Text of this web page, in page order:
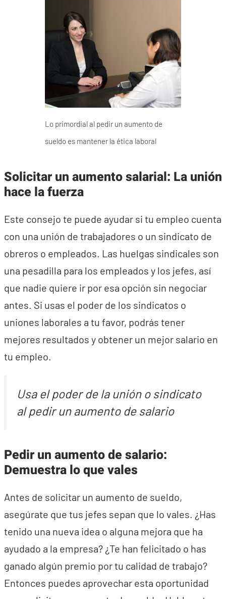
Lo primordial al pedir un aumento de
sueldo es mantener la ética laboral
Solicitar un aumento salarial: La unión
hace la fuerza
Este consejo te puede ayudar si tu empleo cuenta
con una unión de trabajadores o un sindicato de
obreros o empleados. Las huelgas sindicales son
una pesadilla para los empleados y los jefes, así
que nadie quiere ir por esa opción sin negociar
antes. Si usas el poder de los sindicatos o
uniones laborales a tu favor, podrás tener
mejores resultados y obtener un mejor salario en
tu empleo.
Usa el poder de la unión o sindicato
al pedir un aumento de salario
Pedir un aumento de salario:
Demuestra lo que vales
Antes de solicitar un aumento de sueldo,
asegúrate que tus jefes sepan que lo vales. ¿Has
tenido una nueva idea o alguna mejora que ha
ayudado a la empresa? ¿Te han felicitado o has
ganado algún premio por tu calidad de trabajo?
Entonces puedes aprovechar esta oportunidad